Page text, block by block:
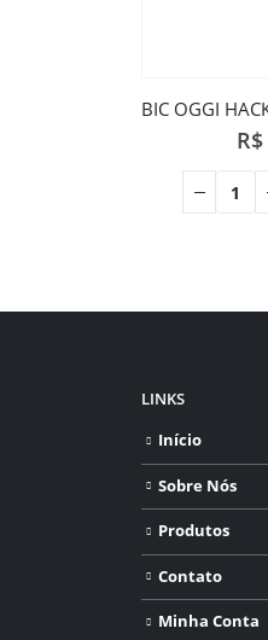
R$
LINKS
Início
Sobre Nós
Produtos
Contato
Minha Conta